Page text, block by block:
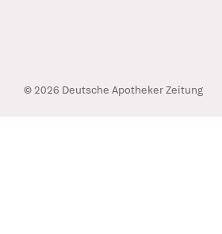
© 2026 Deutsche Apotheker Zeitung